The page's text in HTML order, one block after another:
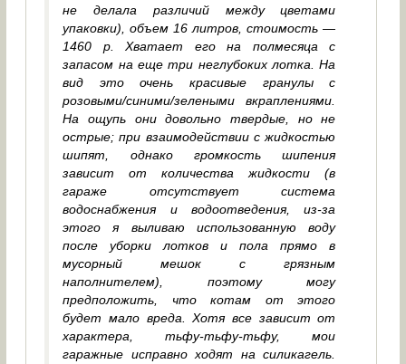
не делала различий между цветами
упаковки), объем 16 литров, стоимость —
1460 р. Хватает его на полмесяца с
запасом на еще три неглубоких лотка. На
вид это очень красивые гранулы с
розовыми/синими/зелеными вкраплениями.
На ощупь они довольно твердые, но не
острые; при взаимодействии с жидкостью
шипят, однако громкость шипения
зависит от количества жидкости (в
гараже отсутствует система
водоснабжения и водоотведения, из-за
этого я выливаю использованную воду
после уборки лотков и пола прямо в
мусорный мешок с грязным
наполнителем), поэтому могу
предположить, что котам от этого
будет мало вреда. Хотя все зависит от
характера, тьфу-тьфу-тьфу, мои
гаражные исправно ходят на силикагель.